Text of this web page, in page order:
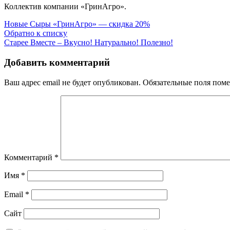
Коллектив компании «ГринАгро».
Новые Cыры «ГринАгро» — скидка 20%
Обратно к списку
Старее Вместе – Вкусно! Натурально! Полезно!
Добавить комментарий
Ваш адрес email не будет опубликован. Обязательные поля
Комментарий *
Имя *
Email *
Сайт